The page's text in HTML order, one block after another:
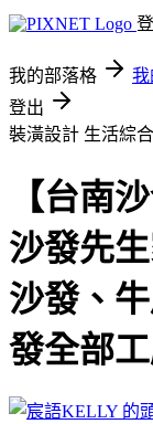
我的部落格 我
登出
裝潢設計 生活綜合
【台南
沙發先
沙發、
發全部工